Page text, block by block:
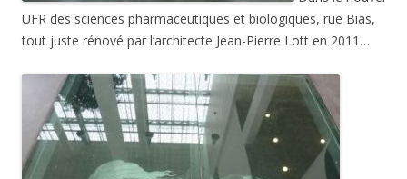
UFR des sciences pharmaceutiques et biologiques, rue Bias,
tout juste rénové par l’architecte Jean-Pierre Lott en 2011…